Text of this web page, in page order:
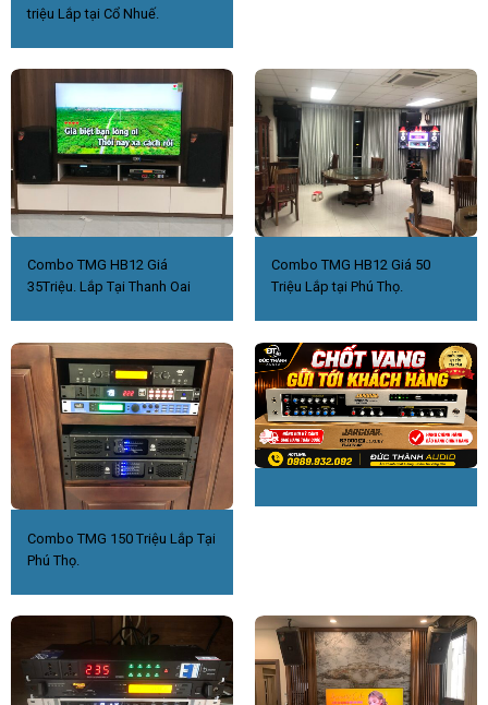
triệu Lắp tại Cổ Nhuế.
Combo TMG HB12 Giá
35Triệu. Lắp Tại Thanh Oai
Combo TMG HB12 Giá 50
Triệu Lắp tại Phú Thọ.
Combo TMG 150 Triệu Lắp Tại
Phú Thọ.